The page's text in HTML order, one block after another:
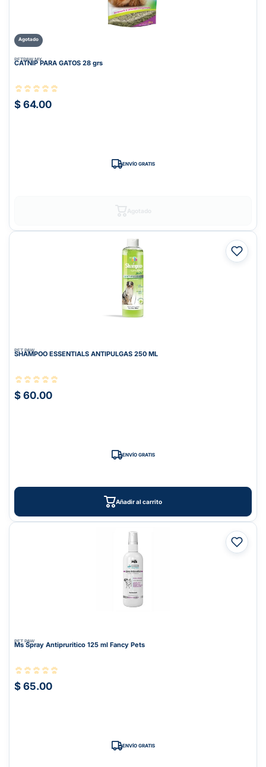
Agotado
PETPAW.MX
CATNIP PARA GATOS 28 grs
$ 64.00
ENVÍO GRATIS
PET PAW
SHAMPOO ESSENTIALS ANTIPULGAS 250 ML
$ 60.00
ENVÍO GRATIS
Añadir al carrito
PET PAW
Ms Spray Antipruritico 125 ml Fancy Pets
$ 65.00
ENVÍO GRATIS